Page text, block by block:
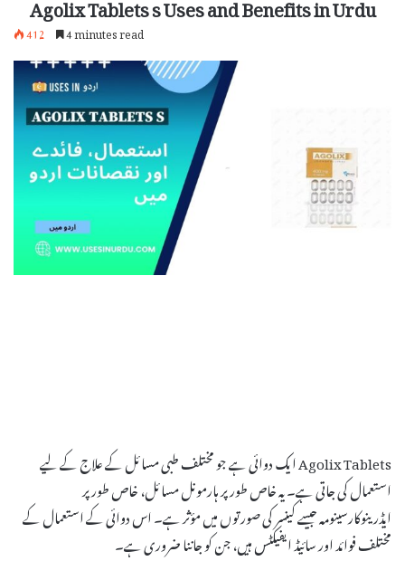
412 4 minutes read
Agolix Tablets ایک دوائی ہے جو مختلف طبی مسائل کے علاج کے لیے
استعمال کی جاتی ہے۔ یہ خاص طور پر ہارمونل مسائل، خاص طور پر
ایڈرینوکارسینومہ جیسے کینسر کی صورتوں میں مؤثر ہے۔ اس دوائی کے استعمال کے
مختلف فوائد اور سائیڈ ایفیکٹس ہیں، جن کو جاننا ضروری ہے۔